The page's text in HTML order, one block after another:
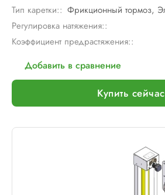
Тип каретки::
Регулировка натяжения::
Коэффициент предрастяжения::
Добавить в сравнение
Купить сейчас